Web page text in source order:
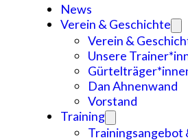
News
Verein & Geschichte
Verein &
Unsere
Dan Ahnenwand
Vorstand
Training
Trainingsangebot